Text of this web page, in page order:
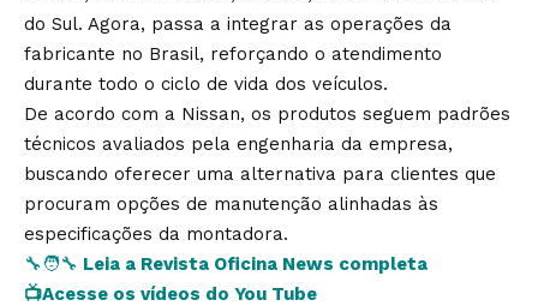
do Sul. Agora, passa a integrar as operações da
fabricante no Brasil, reforçando o atendimento
durante todo o ciclo de vida dos veículos.
De acordo com a Nissan, os produtos seguem padrões
técnicos avaliados pela engenharia da empresa,
buscando oferecer uma alternativa para clientes que
procuram opções de manutenção alinhadas às
especificações da montadora.
🔧🧑‍🔧 Leia a Revista Oficina News completa
📺Acesse os vídeos do You Tube